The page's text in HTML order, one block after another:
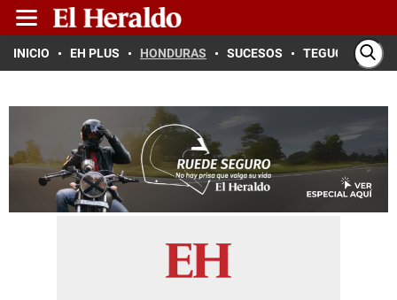
INICIO EH PLUS HONDURAS SUCESOS TEGUCIGALPA